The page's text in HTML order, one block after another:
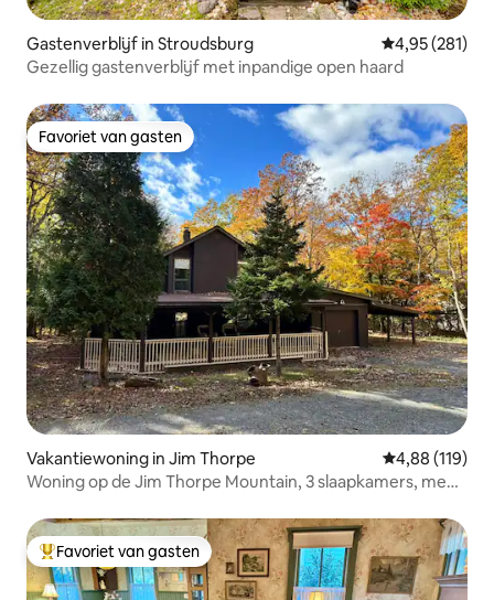
Gastenverblijf in Stroudsburg Gemiddelde
4,95 (281)
Gezellig gastenverblijf met inpandige open haard
Favoriet van gasten
Favoriet van gasten
Vakantiewoning in Jim Thorpe Gemiddelde
4,88 (119)
Woning op de Jim Thorpe Mountain, 3 slaapkamers, meer,
Topfavoriet van gasten
Favoriet van gasten